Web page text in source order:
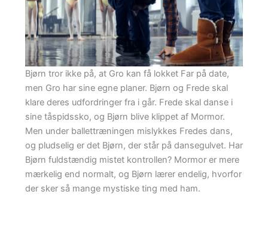
Bjørn tror ikke på, at Gro kan få lokket Far på date,
men Gro har sine egne planer. Bjørn og Frede skal
klare deres udfordringer fra i går. Frede skal danse i
sine tåspidssko, og Bjørn blive klippet af Mormor.
Men under ballettræningen mislykkes Fredes dans,
og pludselig er det Bjørn, der står på dansegulvet. Har
Bjørn fuldstændig mistet kontrollen? Mormor er mere
mærkelig end normalt, og Bjørn lærer endelig, hvorfor
der sker så mange mystiske ting med ham.